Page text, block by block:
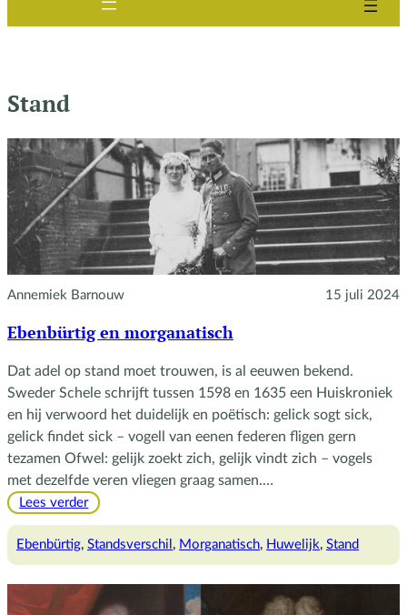
Stand
Annemiek Barnouw 15 juli 2024
Ebenbürtig en morganatisch
Dat adel op stand moet trouwen, is al eeuwen bekend.
Sweder Schele schrijft tussen 1598 en 1635 een Huiskroniek
en hij verwoord het duidelijk en poëtisch: gelick sogt sick,
gelick findet sick – vogell van eenen federen fligen gern
tezamen Ofwel: gelijk zoekt zich, gelijk vindt zich – vogels
met dezelfde veren vliegen graag samen.…
Lees verder:
en
Ebenbürtig, Standsverschil , Morganatisch, Huwelijk, Stand